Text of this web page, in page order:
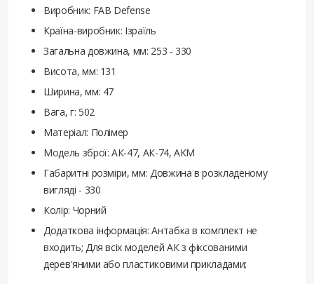
Виробник: FAB Defense
Країна-виробник: Ізраїль
Загальна довжина, мм: 253 - 330
Висота, мм: 131
Ширина, мм: 47
Вага, г: 502
Матеріал: Полімер
Модель зброї: АК-47, АК-74, АКМ
Габаритні розміри, мм: Довжина в розкладеному
вигляді - 330
Колір: Чорний
Додаткова інформація: Антабка в комплект не
входить; Для всіх моделей АК з фіксованими
дерев'яними або пластиковими прикладами;